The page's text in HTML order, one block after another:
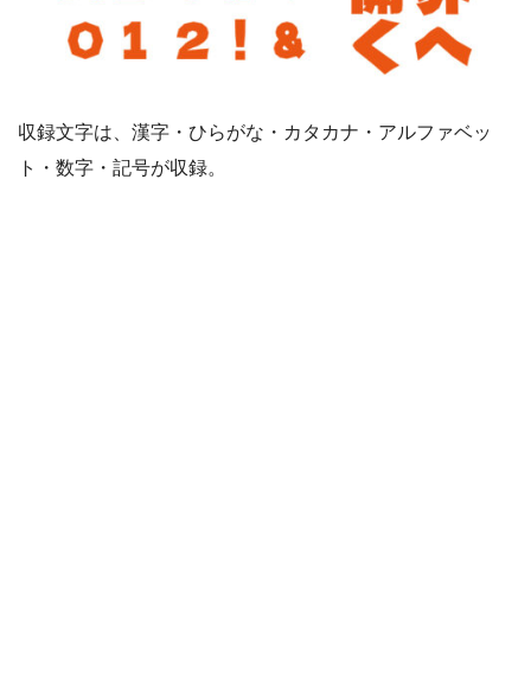
収録文字は、漢字・ひらがな・カタカナ・アルファベッ
ト・数字・記号が収録。